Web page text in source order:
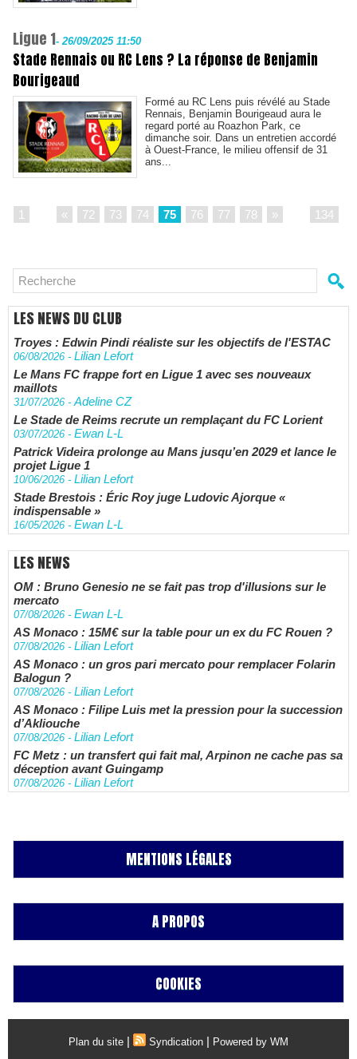
Ligue 1- 26/09/2025 11:50
Stade Rennais ou RC Lens ? La réponse de Benjamin
Bourigeaud
Formé au RC Lens puis révélé au Stade
Rennais, Benjamin Bourigeaud aura le
regard porté au Roazhon Park, ce
dimanche soir. Dans un entretien accordé
à Ouest-France, le milieu offensif de 31
ans...
1 « 72 73 74 75 76 77 78 » 134
LES NEWS DU CLUB
Troyes : Edwin Pindi réaliste sur les objectifs de l'ESTAC
06/08/2026 - Lilian Lefort
Le Mans FC frappe fort en Ligue 1 avec ses nouveaux
maillots
31/07/2026 -Adeline CZ
Le Stade de Reims recrute un remplaçant du FC Lorient
03/07/2026 - Ewan L-L
Patrick Videira prolonge au Mans jusqu’en 2029 et lance le
projet Ligue 1
10/06/2026 - Lilian Lefort
Stade Brestois : Éric Roy juge Ludovic Ajorque «
indispensable »
16/05/2026 - Ewan L-L
LES NEWS
OM : Bruno Genesio ne se fait pas trop d'illusions sur le
mercato
07/08/2026 - Ewan L-L
AS Monaco : 15M€ sur la table pour un ex du FC Rouen ?
07/08/2026 - Lilian Lefort
AS Monaco : un gros pari mercato pour remplacer Folarin
Balogun ?
07/08/2026 - Lilian Lefort
AS Monaco : Filipe Luis met la pression pour la succession
d’Akliouche
07/08/2026 - Lilian Lefort
FC Metz : un transfert qui fait mal, Arpinon ne cache pas sa
déception avant Guingamp
07/08/2026 - Lilian Lefort
MENTIONS LÉGALES
A PROPOS
COOKIES
Plan du site | Syndication | Powered by WM